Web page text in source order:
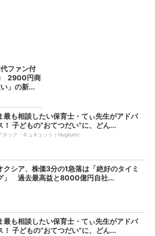
ファン付
2900円商
」の新...
最も相談したい保育士・てぃ先生がアドバ
！ 子どもの“おてつだい”に、どん...
タック・キュキュット｜Hugkum)
クシア、株価3分の1急落は「絶好のタイミ
」 過去最高益と8000億円自社...
最も相談したい保育士・てぃ先生がアドバ
！ 子どもの“おてつだい”に、どん...